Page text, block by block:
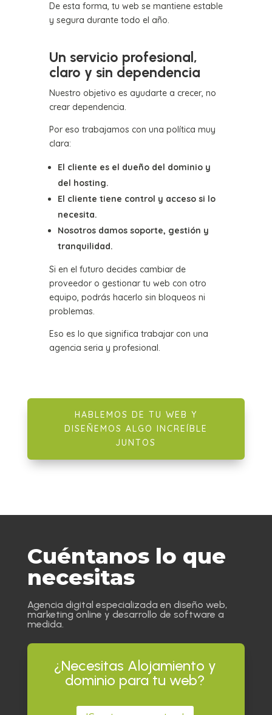
De esta forma, tu web se mantiene estable
y segura durante todo el año.
Un servicio profesional,
claro y sin dependencia
Nuestro objetivo es ayudarte a crecer, no
crear dependencia.
Por eso trabajamos con una política muy
clara:
El cliente es el dueño del dominio y
del hosting.
El cliente tiene control y acceso si lo
necesita.
Nosotros damos soporte, gestión y
tranquilidad.
Si en el futuro decides cambiar de
proveedor o gestionar tu web con otro
equipo, podrás hacerlo sin bloqueos ni
problemas.
Eso es lo que significa trabajar con una
agencia seria y profesional.
HABLEMOS DE TU WEB Y
DISEÑEMOS ALGO INCREÍBLE
JUNTOS
Cuéntanos lo que
necesitas
Agencia digital especializada en diseño web,
marketing online y desarrollo de software a
medida.
¿Necesitas Alojamiento y
dominio para tu web?